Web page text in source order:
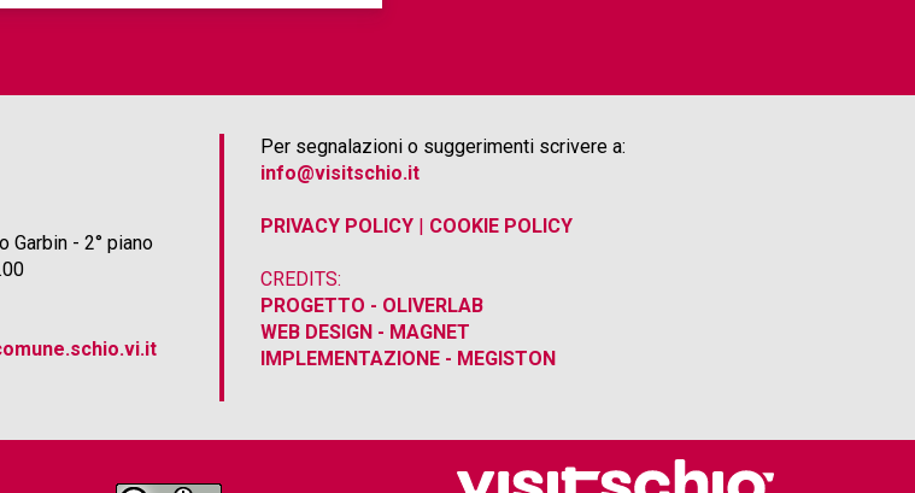
Garbin - 2° piano
Per segnalazioni o suggerimenti scrivere a:
info@visitschio.it
PRIVACY POLICY | COOKIE POLICY
CREDITS:
PROGETTO - OLIVERLAB
WEB DESIGN - MAGNET
IMPLEMENTAZIONE - MEGISTON